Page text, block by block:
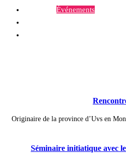
Événements
Originaire de la province d’Uvs en
Séminaire initiatique avec